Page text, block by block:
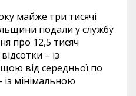
майже три тисячі
подали у службу
про 12,5 тисяч
– із
від середньої по
із мінімальною